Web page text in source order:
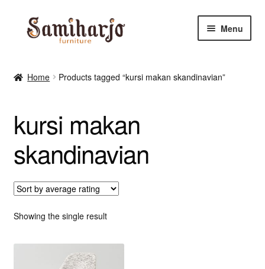
Skip
Skip
Menu
RUANG TIDUR
RUANG TAMU
Shop
Home Products tagged “kursi makan skandinavian”
kursi makan
skandinavian
Showing the single result